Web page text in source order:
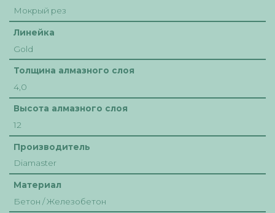
Мокрый рез
Линейка
Gold
Толщина алмазного слоя
4,0
Высота алмазного слоя
12
Производитель
Diamaster
Материал
Бетон / Железобетон